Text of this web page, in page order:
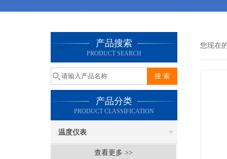
产品搜索
PRODUCT SEARCH
产品分类
PRODUCT CLASSIFICATION
温度仪表
查看更多 >>
您现在